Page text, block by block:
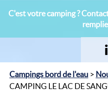
C'est votre camping ?
Campings bord de l'eau>
CAMPING LE LAC DE